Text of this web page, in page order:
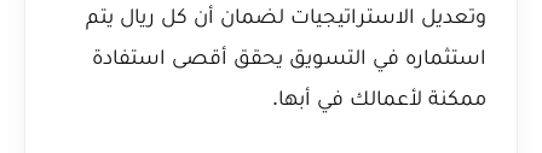
وتعديل الاستراتيجيات لضمان أن كل ريال يتم
استثماره في التسويق يحقق أقصى استفادة
ممكنة لأعمالك في أبها.